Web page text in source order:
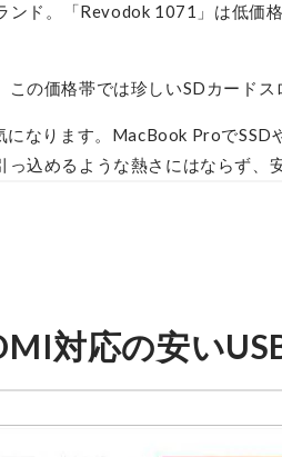
ンド。「Revodok 1071」は低価
の価格帯では珍しいSDカードス
になります。MacBook ProでSSD
込めるような熱さにはならず、
対応の安い